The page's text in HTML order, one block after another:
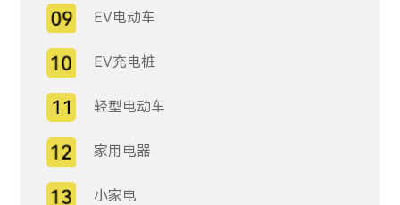
EV电动车
EV充电桩
轻型电动车
家用电器
小家电